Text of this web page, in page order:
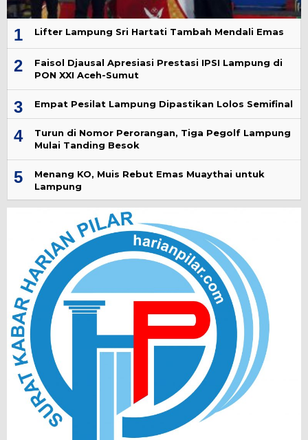
1 Lifter Lampung Sri Hartati Tambah Mendali Emas
2
Faisol Djausal Apresiasi Prestasi IPSI Lampung di
PON XXI Aceh-Sumut
3 Empat Pesilat Lampung Dipastikan Lolos Semifinal
4
Turun di Nomor Perorangan, Tiga Pegolf Lampung
Mulai Tanding Besok
5
Menang KO, Muis Rebut Emas Muaythai untuk
Lampung